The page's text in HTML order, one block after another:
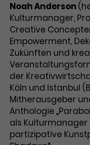
Zweck
eines
der
Seiten.
Name
Laufzeit 3
Zweck
dient
Name
Anbieter
Noah Anderson
Kulturmanager,
Creative
Empowerment,
Zukünften und
der
Köln und Istanbul
Mitherausgeber
Anthologie
als
partizipative